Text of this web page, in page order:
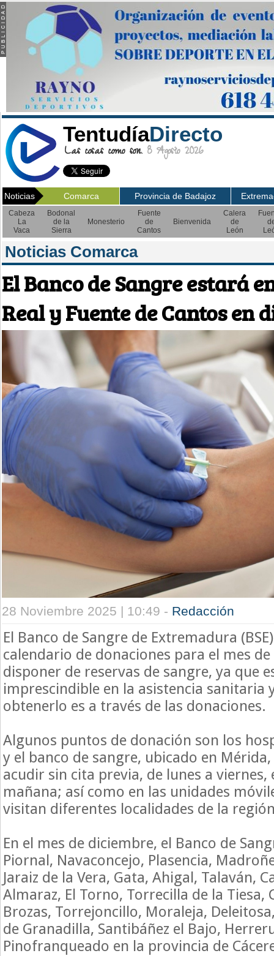
TentudíaDirecto
Las cosas como son. 8 Agosto 2026
Noticias Comarca Provincia de Badajoz
Cabeza
La
Vaca
Bodonal
de la
Sierra
Monesterio
Fuente
de
Cantos
Bienvenida
Calera
de
León
Noticias Comarca
El Banco de Sangre estará
Real y Fuente de Cantos en
28 Noviembre 2025 | 10:49 - Redacción
El Banco de Sangre de Extremadura
calendario de donaciones para el mes
disponer de reservas de sangre, ya que
imprescindible en la asistencia sanitaria
obtenerlo es a través de las donaciones.
Algunos puntos de donación son los
y el banco de sangre, ubicado en
acudir sin cita previa, de lunes a
mañana; así como en las unidades
visitan diferentes localidades de la
En el mes de diciembre, el Banco de
Piornal, Navaconcejo, Plasencia,
Jaraiz de la Vera, Gata, Ahigal, Talaván,
Almaraz, El Torno, Torrecilla de la Tiesa,
Brozas, Torrejoncillo, Moraleja,
de Granadilla, Santibáñez el Bajo,
Pinofranqueado en la provincia de